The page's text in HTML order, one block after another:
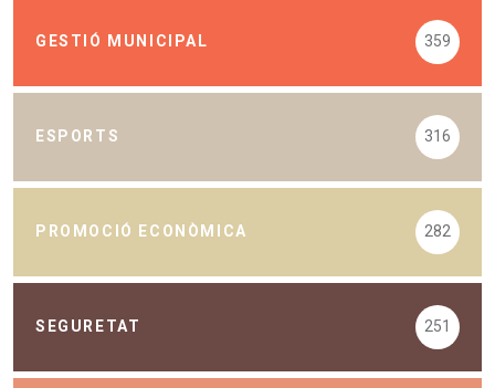
GESTIÓ MUNICIPAL 359
ESPORTS 316
PROMOCIÓ ECONÒMICA 282
SEGURETAT 251